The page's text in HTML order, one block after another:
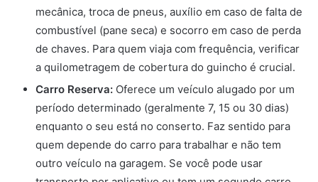
mecânica, troca de pneus, auxílio em caso de falta de
combustível (pane seca) e socorro em caso de perda
de chaves. Para quem viaja com frequência, verificar
a quilometragem de cobertura do guincho é crucial.
Carro Reserva: Oferece um veículo alugado por um
período determinado (geralmente 7, 15 ou 30 dias)
enquanto o seu está no conserto. Faz sentido para
quem depende do carro para trabalhar e não tem
outro veículo na garagem. Se você pode usar